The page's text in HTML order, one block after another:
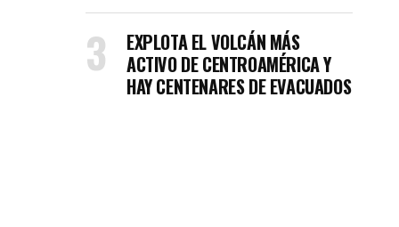
EXPLOTA EL VOLCÁN MÁS
ACTIVO DE CENTROAMÉRICA Y
HAY CENTENARES DE EVACUADOS